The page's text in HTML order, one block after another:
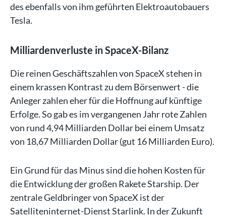
des ebenfalls von ihm geführten Elektroautobauers
Tesla.
Milliardenverluste in SpaceX-Bilanz
Die reinen Geschäftszahlen von SpaceX stehen in
einem krassen Kontrast zu dem Börsenwert - die
Anleger zahlen eher für die Hoffnung auf künftige
Erfolge. So gab es im vergangenen Jahr rote Zahlen
von rund 4,94 Milliarden Dollar bei einem Umsatz
von 18,67 Milliarden Dollar (gut 16 Milliarden Euro).
Ein Grund für das Minus sind die hohen Kosten für
die Entwicklung der großen Rakete Starship. Der
zentrale Geldbringer von SpaceX ist der
Satelliteninternet-Dienst Starlink. In der Zukunft